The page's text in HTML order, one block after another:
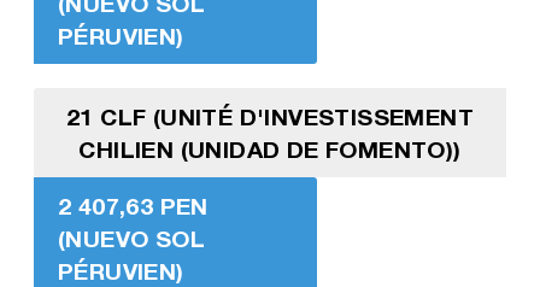
PÉRUVIEN)
21 CLF (UNITÉ D'INVESTISSEMENT
CHILIEN (UNIDAD DE FOMENTO))
2 407,63 PEN
(NUEVO SOL
PÉRUVIEN)